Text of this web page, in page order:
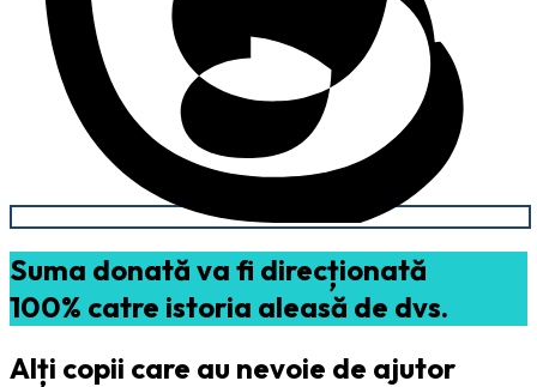
Suma donată va fi direcționată
100% catre istoria aleasă de dvs.
Alți copii care au nevoie de ajutor